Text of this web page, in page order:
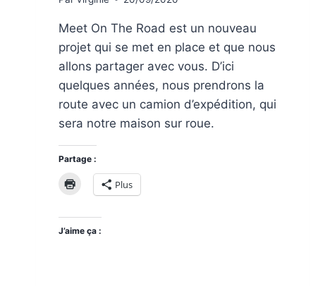
Meet On The Road est un nouveau
projet qui se met en place et que nous
allons partager avec vous. D’ici
quelques années, nous prendrons la
route avec un camion d’expédition, qui
sera notre maison sur roue.
Partage :
Plus
J’aime ça :